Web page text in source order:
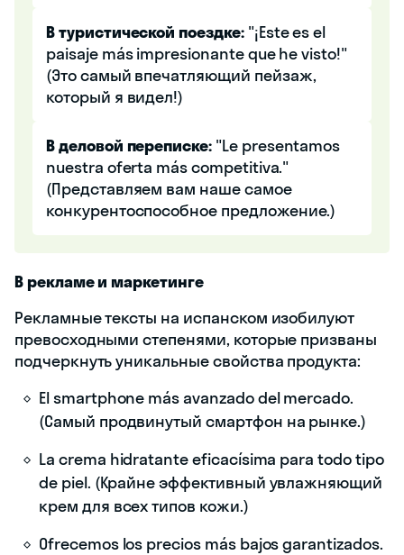
В туристической поездке:"¡Este es el
paisaje más impresionante que he visto!"
(Это самый впечатляющий пейзаж,
который я видел!)
В деловой переписке: "Le presentamos
nuestra oferta más competitiva."
(Представляем вам наше самое
конкурентоспособное предложение.)
В рекламе и маркетинге
Рекламные тексты на испанском изобилуют
превосходными степенями, которые призваны
подчеркнуть уникальные свойства продукта:
El smartphone más avanzado del mercado.
(Самый продвинутый смартфон на рынке.)
La crema hidratante eficacísima para todo tipo
de piel. (Крайне эффективный увлажняющий
крем для всех типов кожи.)
Ofrecemos los precios más bajos garantizados.